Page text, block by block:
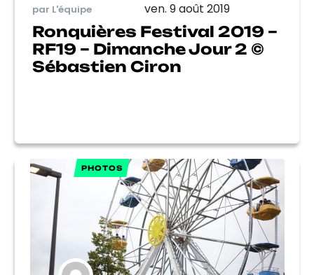
par L'équipe ven. 9 août 2019
Ronquières Festival 2019 –
RF19 – Dimanche Jour 2 ©
Sébastien Ciron
PHOTOS